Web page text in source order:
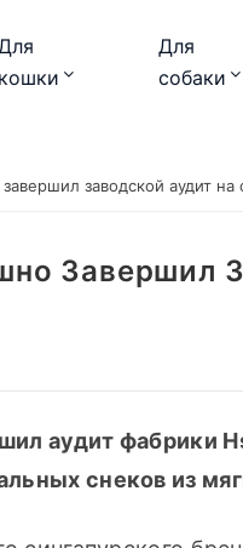
кошки
Для
собаки
заводской аудит на
Завершил
аудит фабрики
снеков из